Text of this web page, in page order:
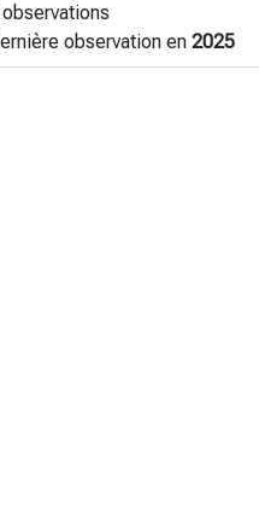
observations
observation en 2025